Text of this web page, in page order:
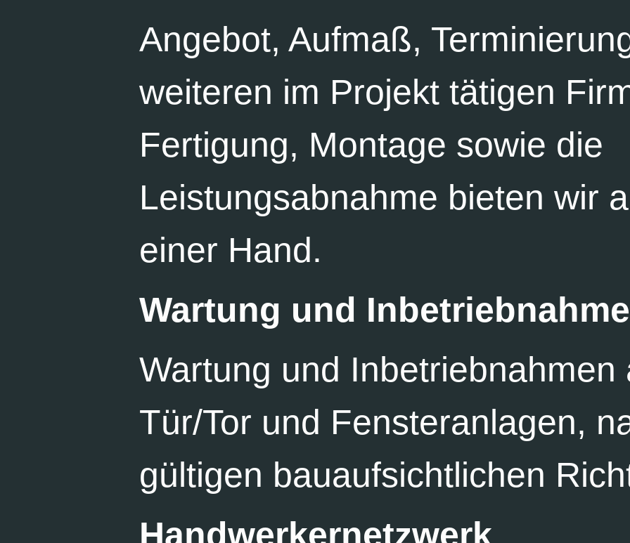
Angebot, Aufmaß,
weiteren im Projekt tätigen
Fertigung, Montage sowie die
Leistungsabnahme bieten wir
einer Hand.
Wartung und
Wartung und Inbetriebnahmen
Tür/Tor und Fensteranlagen,
gültigen bauaufsichtlichen
Handwerkernetzwerk